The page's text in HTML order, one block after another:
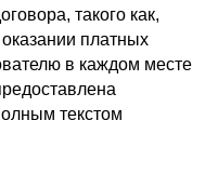
такого как,
платных
в каждом месте
текстом